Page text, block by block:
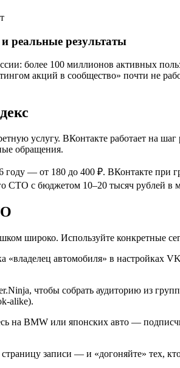
реальные результаты
более 100 миллионов активных
акций в сообщество» почти не
услугу. ВКонтакте работает на
обращения.
— от 180 до 400 ₽. ВКонтакте при
СТО с бюджетом 10–20 тысяч рублей в
широко. Используйте конкретные
«владелец автомобиля» в
чтобы собрать аудиторию из
alike).
на BMW или японских авто —
записи — и «догоняйте» тех,